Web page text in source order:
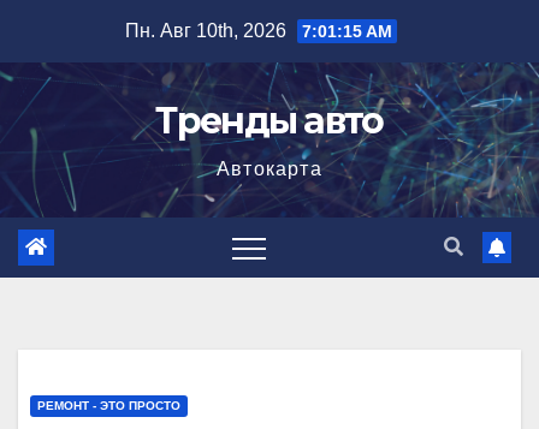
содержимому
Пн. Авг 10th, 2026 7:01:16 AM
Тренды авто
Автокарта
РЕМОНТ - ЭТО ПРОСТО